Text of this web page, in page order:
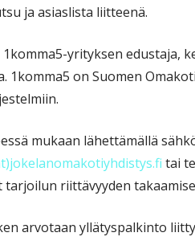
ja asiaslista liitteenä.
1komma5-yrityksen
1komma5 on Suomen
mukaan lähettämällä
tai
riittävyyden
arvotaan yllätyspalkinto